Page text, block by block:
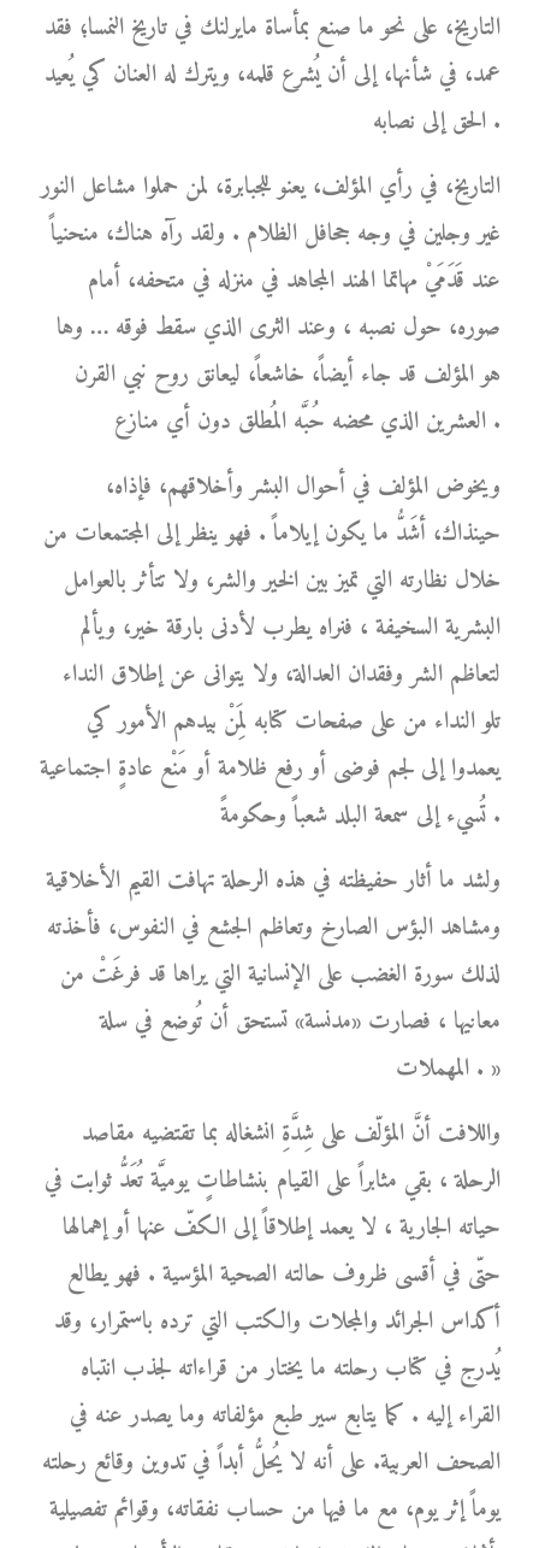
التاريخ، على نحو ما صنع بمأساة مايرلنك في تاريخ النمسا؛ فقد
عمد، في شأنها، إلى أن يُشرع قلمه، ويترك له العنان كي يُعيد
الحق إلى نصابه .
التاريخ، في رأي المؤلف، يعنو للجبابرة، لمن حملوا مشاعل النور
غير وجلين في وجه جحافل الظلام . ولقد رآه هناك، منحنياً
عند قَدَمَيْ مهاتما الهند المجاهد في منزله في متحفه، أمام
صوره، حول نصبه ، وعند الثرى الذي سقط فوقه … وها
هو المؤلف قد جاء أيضاً، خاشعاً، ليعانق روح نبي القرن
العشرين الذي محضه حُبَّه المُطلق دون أي منازع .
ويخوض المؤلف في أحوال البشر وأخلاقهم، فإذاه،
حينذاك، أشَدُّ ما يكون إيلاماً . فهو ينظر إلى المجتمعات من
خلال نظارته التي تميز بين الخير والشر، ولا تتأثر بالعوامل
البشرية السخيفة ، فنراه يطرب لأدنى بارقة خير، ويألم
لتعاظم الشر وفقدان العدالة، ولا يتوانى عن إطلاق النداء
تلو النداء من على صفحات كتابه لِمَنْ بيدهم الأمور كي
يعمدوا إلى لجم فوضى أو رفع ظلامة أو مَنْع عادةٍ اجتماعية
تُسيء إلى سمعة البلد شعباً وحكومةً .
ولشد ما أثار حفيظته في هذه الرحلة تهافت القيم الأخلاقية
ومشاهد البؤس الصارخ وتعاظم الجشع في النفوس، فأخذته
لذلك سورة الغضب على الإنسانية التي يراها قد فرغَتْ من
معانيها ، فصارت «مدنسة» تستحق أن تُوضع في سلة
المهملات . »
واللافت أنَّ المؤلّف على شِدَّةِ انشغاله بما تقتضيه مقاصد
الرحلة ، بقي مثابراً على القيام بنشاطاتٍ يوميَّة تُعَدُّ ثوابت في
حياته الجارية ، لا يعمد إطلاقاً إلى الكفّ عنها أو إهمالها
حتّى في أقسى ظروف حالته الصحية المؤسية . فهو يطالع
أكداس الجرائد والمجلات والكتب التي ترده باستمرار، وقد
يُدرج في كتاب رحلته ما يختار من قراءاته لجذب انتباه
القراء إليه . كما يتابع سير طبع مؤلفاته وما يصدر عنه في
الصحف العربية. على أنه لا يُحلُّ أبداً في تدوين وقائع رحلته
يوماً إثر يوم، مع ما فيها من حساب نفقاته، وقوائم تفصيلية